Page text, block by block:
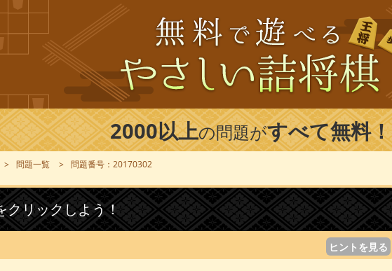
2000以上の問題がすべて無料！
問題一覧 問題番号：20170302
クリックしよう！
ヒントを見る